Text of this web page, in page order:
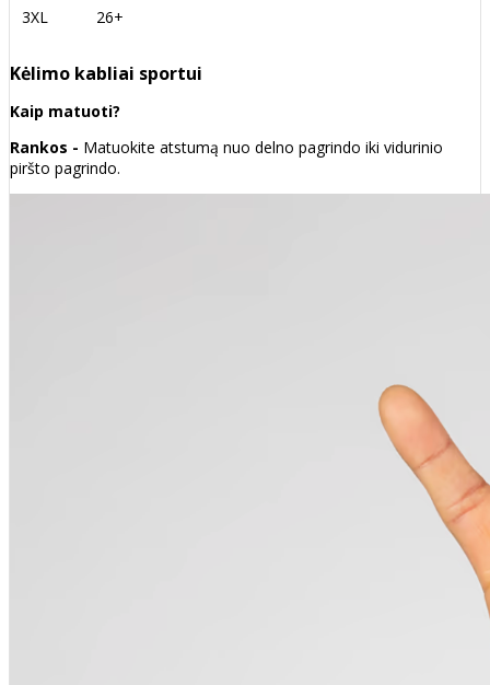
3XL 26+
Kėlimo kabliai sportui
Kaip matuoti?
Rankos - Matuokite atstumą nuo delno pagrindo iki vidurinio
piršto pagrindo.